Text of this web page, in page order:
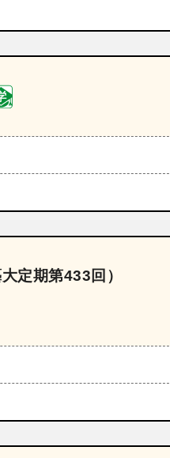
定期第433回）